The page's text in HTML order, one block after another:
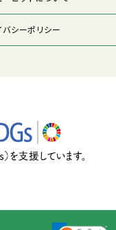
バシーポリシー
ページの先頭